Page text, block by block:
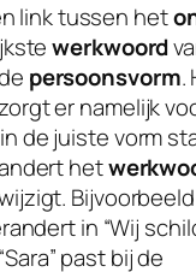
link tussen het
werkwoord
persoonsvorm.
er namelijk
in de juiste vorm
het
in “Wij
“Sara” past bij de